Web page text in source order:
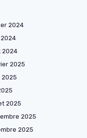
2024
2024
2025
2025
2025
2025
2025